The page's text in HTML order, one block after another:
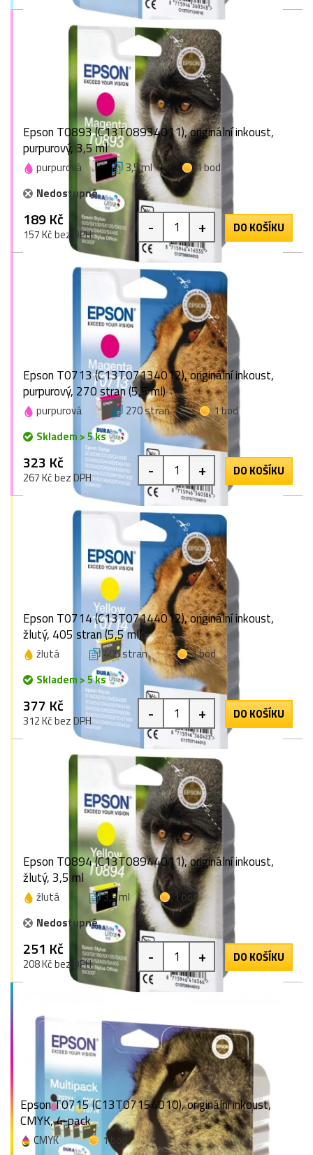
Epson T0893 (C13T08934011), originální inkoust,
purpurový, 3,5 ml
purpurová 3,5 ml
1 bod
Nedostupné
189 Kč
157 Kč bez DPH - + DO KOŠÍKU
Epson T0713 (C13T07134012), originální inkoust,
purpurový, 270 stran (5,5 ml)
purpurová 270 stran
1 bod
Skladem > 5 ks
323 Kč
267 Kč bez DPH - + DO KOŠÍKU
Epson T0714 (C13T07144012), originální inkoust,
žlutý, 405 stran (5,5 ml)
žlutá 405 stran
1 bod
Skladem > 5 ks
377 Kč
312 Kč bez DPH - + DO KOŠÍKU
Epson T0894 (C13T08944011), originální inkoust,
žlutý, 3,5 ml
žlutá 3,5 ml
1 bod
Nedostupné
251 Kč
208 Kč bez DPH - + DO KOŠÍKU
Epson T0715 (C13T07154010), originální inkoust,
CMYK, 4-pack
CMYK 1 bod